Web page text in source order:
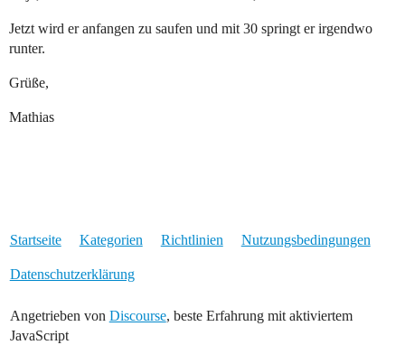
Jetzt wird er anfangen zu saufen und mit 30 springt er irgendwo
runter.
Grüße,
Mathias
Startseite Kategorien Richtlinien Nutzungsbedingungen
Datenschutzerklärung
Angetrieben von Discourse, beste Erfahrung mit aktiviertem
JavaScript